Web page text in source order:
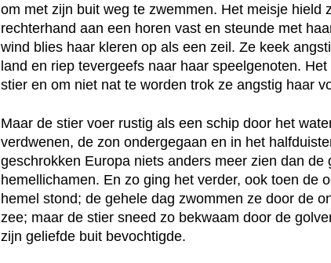
om met zijn buit weg te zwemmen. Het meisje hield
rechterhand aan een horen vast en steunde met
wind blies haar kleren op als een zeil. Ze keek
land en riep tevergeefs naar haar speelgenoten.
stier en om niet nat te worden trok ze angstig haar
Maar de stier voer rustig als een schip door het
verdwenen, de zon ondergegaan en in het
geschrokken Europa niets anders meer zien dan de
hemellichamen. En zo ging het verder, ook toen de
hemel stond; de gehele dag zwommen ze door de
zee; maar de stier sneed zo bekwaam door de
zijn geliefde buit bevochtigde.